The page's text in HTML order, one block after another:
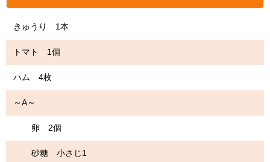
きゅうり 1本
トマト 1個
ハム 4枚
～A～
卵 2個
砂糖 小さじ1